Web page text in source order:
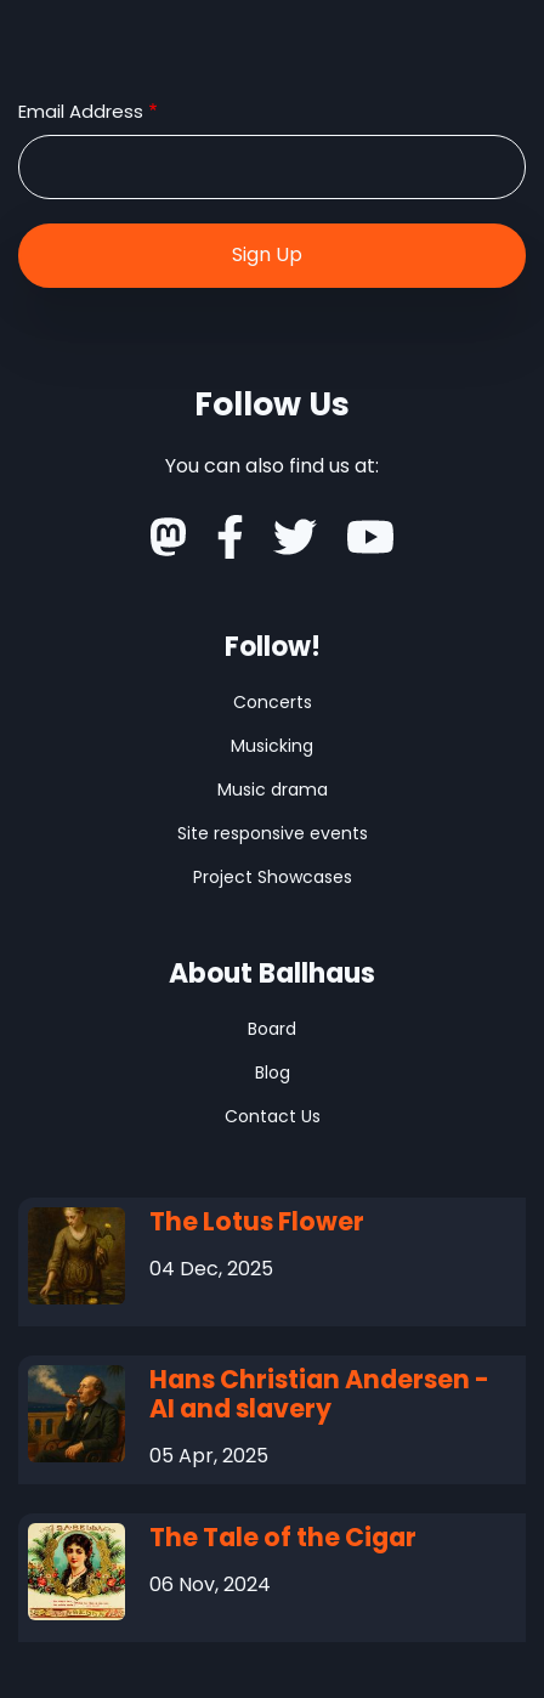
Email Address
Follow Us
You can also find us at:
Follow!
Concerts
Musicking
Music drama
Site responsive events
Project Showcases
About Ballhaus
Board
Blog
Contact Us
The Lotus Flower
04 Dec, 2025
Hans Christian Andersen -
AI and slavery
05 Apr, 2025
The Tale of the Cigar
06 Nov, 2024